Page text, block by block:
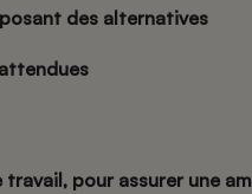
des alternatives
pour assurer une